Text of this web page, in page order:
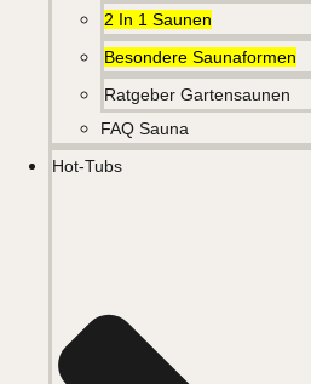
2 In 1 Saunen
Besondere Saunaformen
Ratgeber Gartensaunen
FAQ Sauna
Hot-Tubs